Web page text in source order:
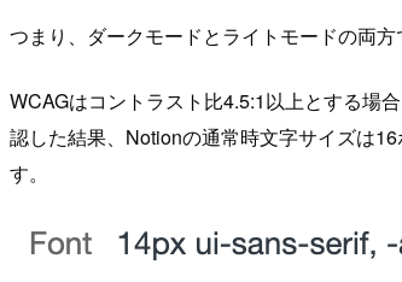
つまり、ダークモードとライトモードの両
WCAGはコントラスト比4.5:1以上とする場
認した結果、Notionの通常時文字サイズは
す。